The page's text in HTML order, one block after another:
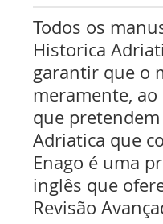
Todos os
Historica
garantir que o
meramente,
que
Adriatica que
Enago é uma
inglês que
Revisão